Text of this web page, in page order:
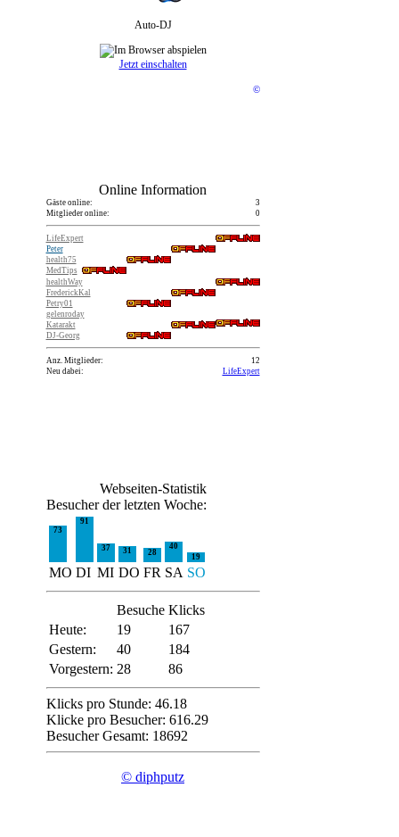
Auto-DJ
Jetzt einschalten
©
Online Information
Gäste online:
3
Mitglieder online:
0
LifeExpert
Peter
health75
MedTips
healthWay
FrederickKal
Petry01
gelenroday
Katarakt
DJ-Georg
Anz. Mitglieder:
12
Neu dabei:
LifeExpert
Webseiten-Statistik
Besucher der letzten Woche:
73
91
37 31 28
40
19
MO DI MI DO FR SA SO
Besuche Klicks
Heute:
19
167
Gestern:
40
184
Vorgestern: 28 86
Klicks pro Stunde: 46.18
Klicke pro Besucher: 616.29
Besucher Gesamt: 18692
© diphputz